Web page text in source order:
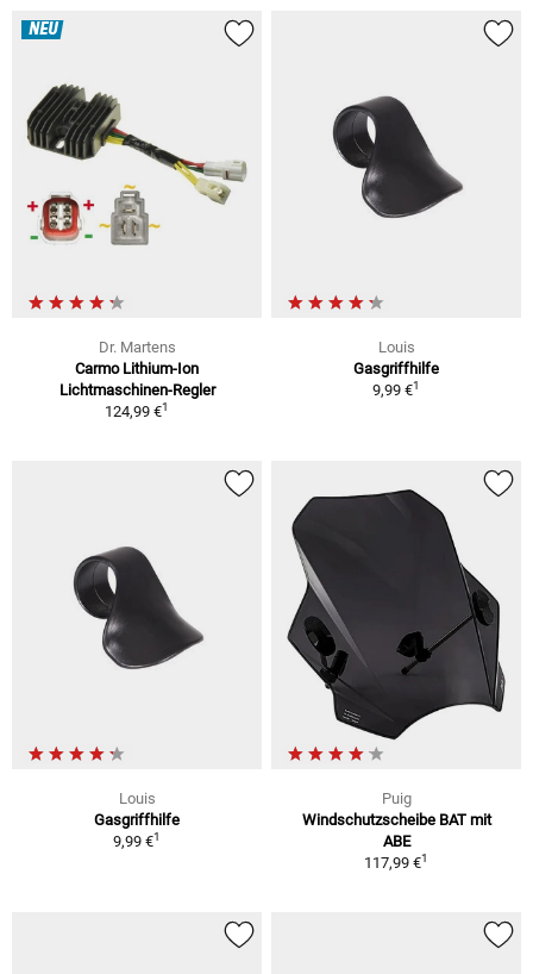
NEU
Dr. Martens
Carmo Lithium-Ion
Lichtmaschinen-Regler
124,99 €1
Louis
Gasgriffhilfe
9,99 €1
Louis
Gasgriffhilfe
9,99 €1
Puig
Windschutzscheibe BAT mit
ABE
117,99 €1